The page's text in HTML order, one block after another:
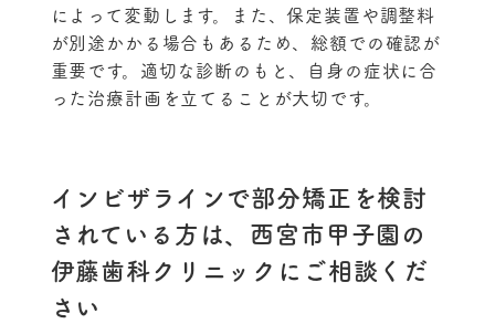
によって変動します。また、保定装置や調整料
が別途かかる場合もあるため、総額での確認が
重要です。適切な診断のもと、自身の症状に合
った治療計画を立てることが大切です。
インビザラインで部分矯正を検討
されている方は、西宮市甲子園の
伊藤歯科クリニックにご相談くだ
さい